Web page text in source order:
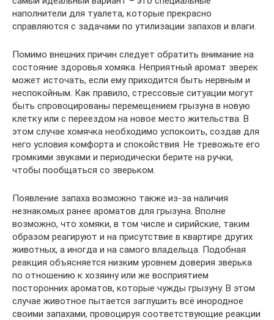
наполнители для туалета, которые прекрасно
справляются с задачами по утилизации запахов и влаги.
Помимо внешних причин следует обратить внимание на
состояние здоровья хомяка. Неприятный аромат зверек
может источать, если ему приходится быть нервным и
неспокойным. Как правило, стрессовые ситуации могут
быть спровоцированы перемещением грызуна в новую
клетку или с переездом на новое место жительства. В
этом случае хомячка необходимо успокоить, создав для
него условия комфорта и спокойствия. Не тревожьте его
громкими звуками и периодически берите на ручки,
чтобы пообщаться со зверьком.
Появление запаха возможно также из-за наличия
незнакомых ранее ароматов для грызуна. Вполне
возможно, что хомяки, в том числе и сирийские, таким
образом реагируют и на присутствие в квартире других
животных, а иногда и на самого владельца. Подобная
реакция объясняется низким уровнем доверия зверька
по отношению к хозяину или же восприятием
посторонних ароматов, которые чужды грызуну. В этом
случае животное пытается заглушить всё инородное
своими запахами, провоцируя соответствующие реакции